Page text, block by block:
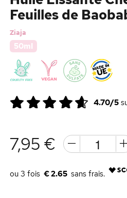
Feuilles de
Ziaja
50ml
4.70/5
7,95 €
€ 2.65